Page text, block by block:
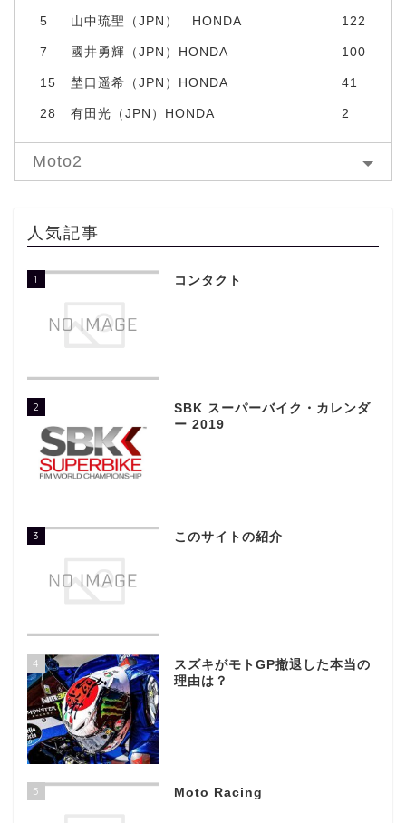
5 山中琉聖（JPN） HONDA 122
7 國井勇輝（JPN）HONDA 100
15 埜口遥希（JPN）HONDA 41
28 有田光（JPN）HONDA 2
Moto2
人気記事
1 コンタクト
2
SBK スーパーバイク・カレンダ
ー 2019
3 このサイトの紹介
4
スズキがモトGP撤退した本当の
理由は？
5 Moto Racing